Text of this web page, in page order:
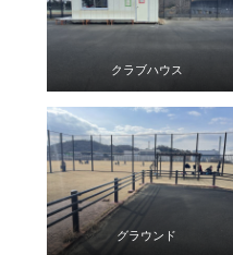
クラブハウス
グラウンド